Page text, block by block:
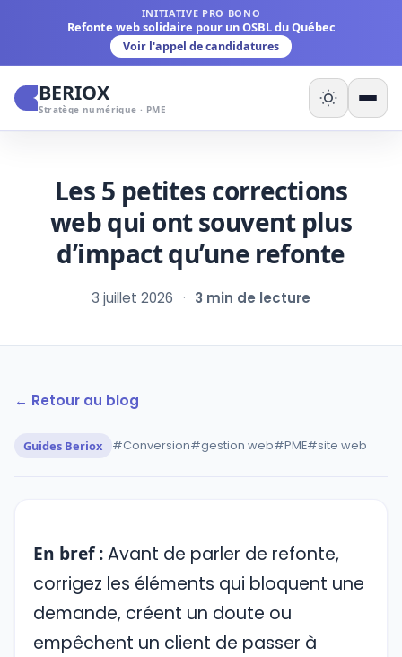
INITIATIVE PRO BONO
Refonte web solidaire pour un OSBL du Québec
Voir l'appel de candidatures
BERIOX
Stratège numérique · PME
Les 5 petites corrections
web qui ont souvent plus
d’impact qu’une refonte
3 juillet 2026 · 3 min de lecture
← Retour au blog
Guides Beriox #Conversion#gestion web#PME#site web
En bref :Avant de parler de refonte,
corrigez les éléments qui bloquent une
demande, créent un doute ou
empêchent un client de passer à